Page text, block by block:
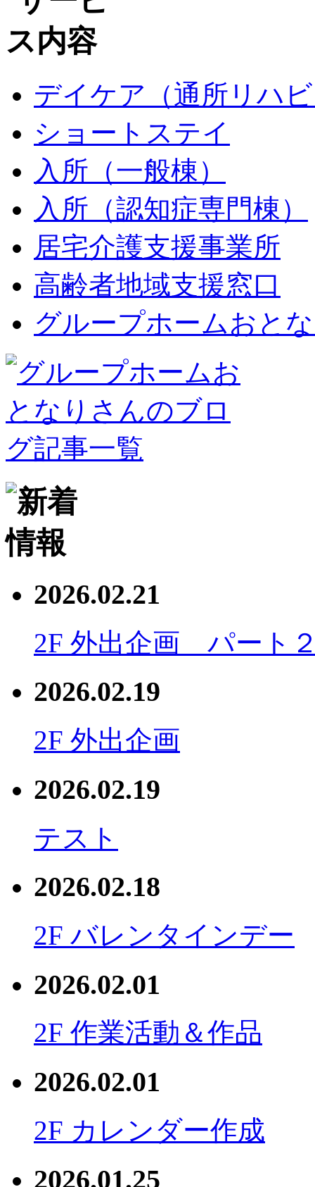
デイケア（通所リハ
ショートステイ
入所（一般棟）
入所（認知症専門棟）
居宅介護支援事業所
高齢者地域支援窓口
グループホームおと
2026.02.21
2F 外出企画 パート
2026.02.19
2F 外出企画
2026.02.19
テスト
2026.02.18
2F バレンタインデー
2026.02.01
2F 作業活動＆作品
2026.02.01
2F カレンダー作成
2026.01.25